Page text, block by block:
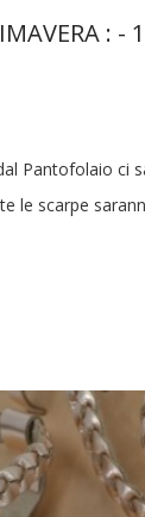
: -
Pantofolaio ci
le scarpe